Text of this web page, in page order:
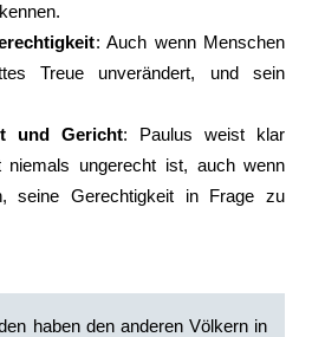
: Auch wenn Menschen
Treue unverändert, und sein
und Gericht: Paulus weist klar
ungerecht ist, auch wenn
seine Gerechtigkeit in Frage zu
haben den anderen Völkern in